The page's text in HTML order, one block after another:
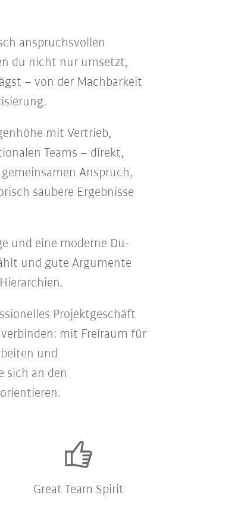
anspruchsvollen
du nicht nur umsetzt,
– von der Machbarkeit
mit Vertrieb,
Teams – direkt,
Anspruch,
saubere Ergebnisse
und eine moderne Du-
und gute Argumente
Projektgeschäft
mit Freiraum für
und
sich an den
Great Team Spirit